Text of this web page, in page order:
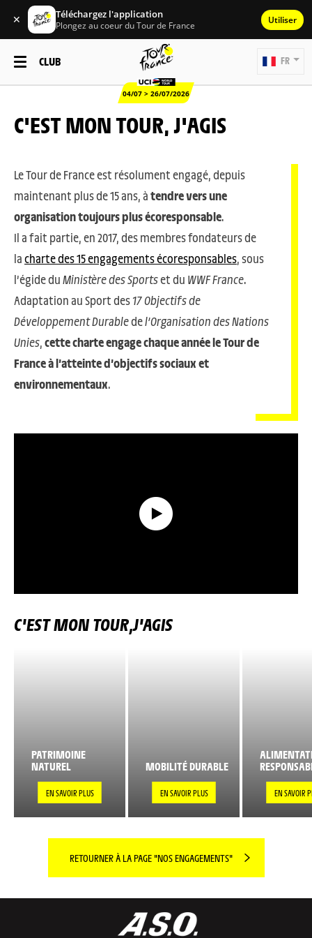
✕ Téléchargez l'application
Plongez au coeur du Tour de France Utiliser
CLUB
04/07 > 26/07/2026
FR
C'EST MON TOUR, J'AGIS
Le Tour de France est résolument engagé, depuis
maintenant plus de 15 ans, àtendre vers une
organisation toujours plus écoresponsable.
Il a fait partie, en 2017, des membres fondateurs de
lacharte des 15 engagements écoresponsables, sous
l’égide duMinistère des Sportset du WWF France.
Adaptation au Sport des17 Objectifs de
Développement Durabledel’Organisation des Nations
Unies,cette charte engage chaque année le Tour de
France à l’atteinte d’objectifs sociaux et
environnementaux.
C'EST MON TOUR,J'AGIS
PATRIMOINE
NATUREL
EN SAVOIR PLUS
MOBILITÉ DURABLE
EN SAVOIR PLUS EN SAVOIR
RETOURNER À LA PAGE "NOS ENGAGEMENTS"